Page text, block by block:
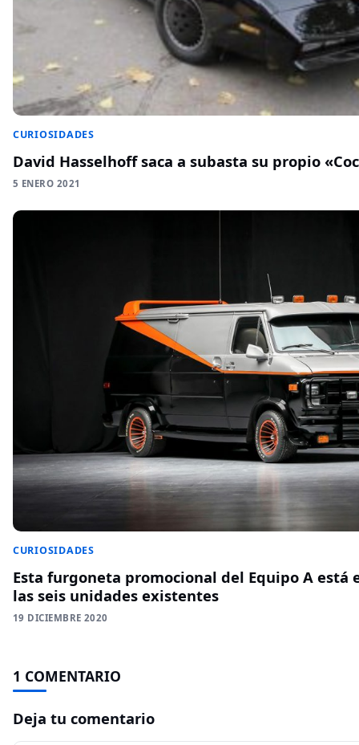
CURIOSIDADES
David Hasselhoff saca a subasta su propio
5 ENERO 2021
CURIOSIDADES
Esta furgoneta promocional del Equipo A está
las seis unidades existentes
19 DICIEMBRE 2020
1 COMENTARIO
Deja tu comentario